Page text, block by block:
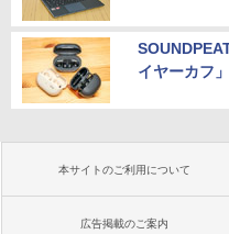
イヤーカフ
本サイトのご利用について
広告掲載のご案内